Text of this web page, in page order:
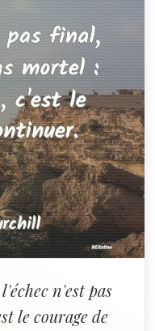
n'est pas
le courage de